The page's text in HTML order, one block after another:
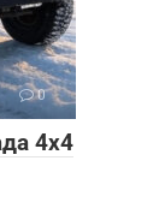
0
4х4